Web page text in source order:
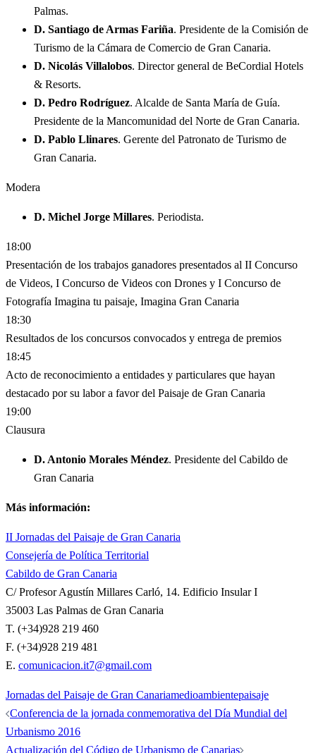
Palmas.
D. Santiago de Armas Fariña. Presidente de la Comisión de
Turismo de la Cámara de Comercio de Gran Canaria.
D. Nicolás Villalobos. Director general de BeCordial Hotels
& Resorts.
D. Pedro Rodríguez. Alcalde de Santa María de Guía.
Presidente de la Mancomunidad del Norte de Gran Canaria.
D. Pablo Llinares. Gerente del Patronato de Turismo de
Gran Canaria.
Modera
D. Michel Jorge Millares. Periodista.
18:00
Presentación de los trabajos ganadores presentados al II Concurso
de Videos, I Concurso de Videos con Drones y I Concurso de
Fotografía Imagina tu paisaje, Imagina Gran Canaria
18:30
Resultados de los concursos convocados y entrega de premios
18:45
Acto de reconocimiento a entidades y particulares que hayan
destacado por su labor a favor del Paisaje de Gran Canaria
19:00
Clausura
D. Antonio Morales Méndez. Presidente del Cabildo de
Gran Canaria
Más información:
II Jornadas del Paisaje de Gran Canaria
Consejería de Política Territorial
Cabildo de Gran Canaria
C/ Profesor Agustín Millares Carló, 14. Edificio Insular I
35003 Las Palmas de Gran Canaria
T. (+34)928 219 460
F. (+34)928 219 481
E. comunicacion.it7@gmail.com
Jornadas del Paisaje de Gran Canariamedioambientepaisaje
Navegación
de
Conferencia de la jornada conmemorativa del Día Mundial del
Urbanismo 2016
Actualización del Código de Urbanismo de Canarias